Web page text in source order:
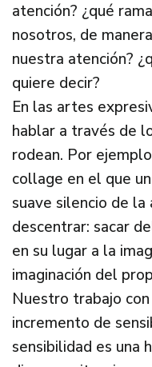
atención? ¿qué
nosotros, de
nuestra atención?
quiere decir?
En las artes
hablar a través de
rodean. Por
collage en el que
suave silencio de la
descentrar: sacar
en su lugar a la
imaginación del
Nuestro trabajo
incremento de
sensibilidad es una